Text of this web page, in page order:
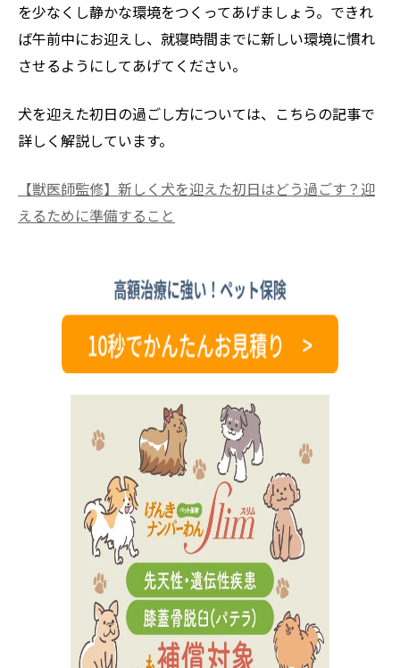
を少なくし静かな環境をつくってあげましょう。できれ
ば午前中にお迎えし、就寝時間までに新しい環境に慣れ
させるようにしてあげてください。
犬を迎えた初日の過ごし方については、こちらの記事で
詳しく解説しています。
【獣医師監修】新しく犬を迎えた初日はどう過ごす？迎
えるために準備すること